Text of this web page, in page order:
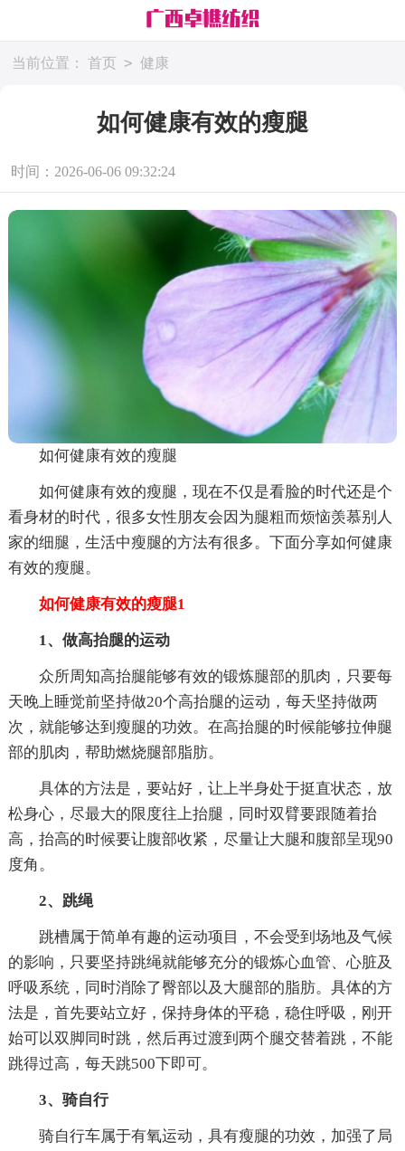
当前位置： 首页 > 健康
如何健康有效的瘦腿
时间：2026-06-06 09:32:24
如何健康有效的瘦腿
如何健康有效的瘦腿，现在不仅是看脸的时代还是个
看身材的时代，很多女性朋友会因为腿粗而烦恼羡慕别人
家的细腿，生活中瘦腿的方法有很多。下面分享如何健康
有效的瘦腿。
如何健康有效的瘦腿1
1、做高抬腿的运动
众所周知高抬腿能够有效的锻炼腿部的肌肉，只要每
天晚上睡觉前坚持做20个高抬腿的运动，每天坚持做两
次，就能够达到瘦腿的功效。在高抬腿的时候能够拉伸腿
部的肌肉，帮助燃烧腿部脂肪。
具体的方法是，要站好，让上半身处于挺直状态，放
松身心，尽最大的限度往上抬腿，同时双臂要跟随着抬
高，抬高的时候要让腹部收紧，尽量让大腿和腹部呈现90
度角。
2、跳绳
跳槽属于简单有趣的运动项目，不会受到场地及气候
的影响，只要坚持跳绳就能够充分的锻炼心血管、心脏及
呼吸系统，同时消除了臀部以及大腿部的脂肪。具体的方
法是，首先要站立好，保持身体的平稳，稳住呼吸，刚开
始可以双脚同时跳，然后再过渡到两个腿交替着跳，不能
跳得过高，每天跳500下即可。
3、骑自行
骑自行车属于有氧运动，具有瘦腿的功效，加强了局